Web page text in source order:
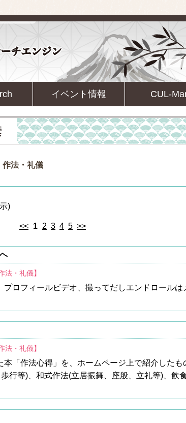
イベント情報 CUL-
作法・礼儀
)
<< 1 2 3 4 5 >>
法・礼儀】
ロフィールビデオ、撮ってだしエンドロール
法・礼儀】
「作法心得」を、ホームページ上で紹介したも
行等)、和式作法(立居振舞、座般、立礼等)、飲